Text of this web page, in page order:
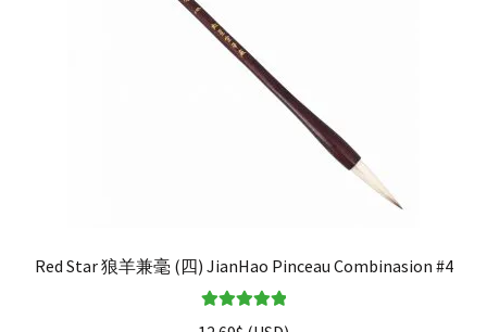
Red Star 狼羊兼毫 (四) JianHao Pinceau Combinasion #4